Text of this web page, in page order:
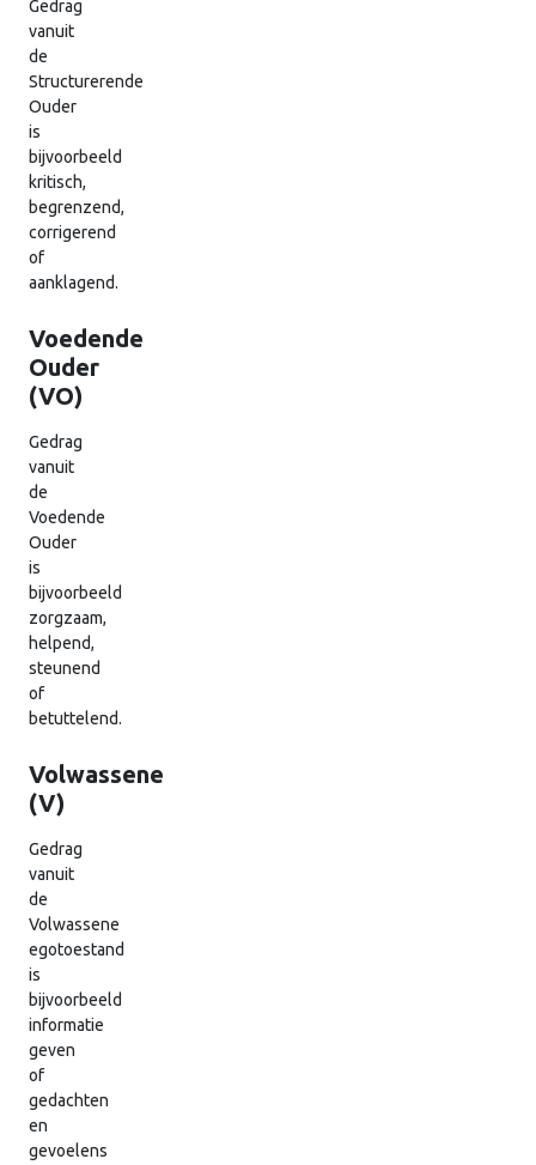
Gedrag
vanuit
de
Structurerende
Ouder
is
bijvoorbeeld
kritisch,
begrenzend,
corrigerend
of
aanklagend.
Voedende
Ouder
(VO)
Gedrag
vanuit
de
Voedende
Ouder
is
bijvoorbeeld
zorgzaam,
helpend,
steunend
of
betuttelend.
Volwassene
(V)
Gedrag
vanuit
de
Volwassene
egotoestand
is
bijvoorbeeld
informatie
geven
of
gedachten
en
gevoelens